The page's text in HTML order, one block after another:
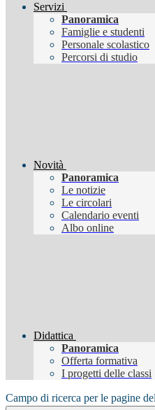
Servizi
Panoramica
Famiglie e studenti
Personale scolastico
Percorsi di studio
Novità
Panoramica
Le notizie
Le circolari
Calendario eventi
Albo online
Didattica
Panoramica
Offerta formativa
I progetti delle classi
Campo di ricerca per le pagine